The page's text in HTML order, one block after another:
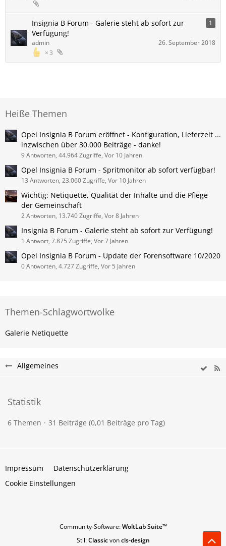
Insignia B Forum - Galerie steht ab sofort zur
Verfügung!
1
3
admin 26. September 2018
Heiße Themen
Opel Insignia B Forum eröffnet - Konfiguration, Lieferzeit ...
inzwischen über 30.000 Beiträge - danke!
9 Antworten, 44.964 Zugriffe, Vor 10 Jahren
Opel Insignia B Forum - Spritmonitor ab sofort verfügbar!
13 Antworten, 23.060 Zugriffe, Vor 10 Jahren
Wichtig: Netiquette, Qualität der Inhalte und die Pflege
der Gemeinschaft
2 Antworten, 13.740 Zugriffe, Vor 8 Jahren
Insignia B Forum - Galerie steht ab sofort zur Verfügung!
1 Antwort, 7.875 Zugriffe, Vor 7 Jahren
Opel Insignia B Forum - Update der Forensoftware 10/2020
0 Antworten, 4.727 Zugriffe, Vor 5 Jahren
Themen-Schlagwortwolke
Galerie Netiquette
Allgemeines
Statistik
6 Themen 31 Beiträge (0,01 Beiträge pro Tag)
Impressum
Datenschutzerklärung
Cookie Einstellungen
Community-Software:WoltLab Suite™
Stil:Classicvoncls-design